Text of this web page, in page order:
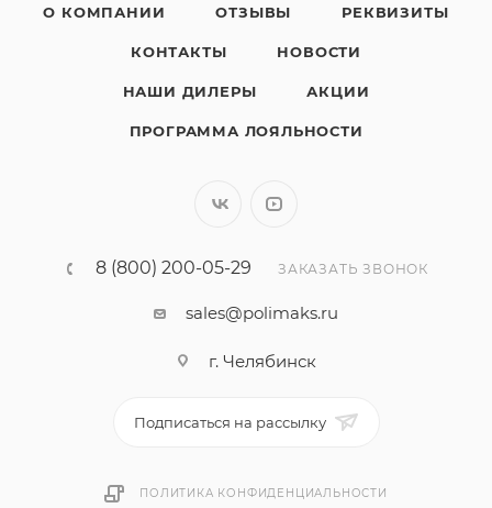
О КОМПАНИИ ОТЗЫВЫ РЕКВИЗИТЫ
КОНТАКТЫ НОВОСТИ
НАШИ ДИЛЕРЫ АКЦИИ
ПРОГРАММА ЛОЯЛЬНОСТИ
8 (800) 200-05-29 ЗАКАЗАТЬ ЗВОНОК
sales@polimaks.ru
г. Челябинск
Подписаться на рассылку
ПОЛИТИКА КОНФИДЕНЦИАЛЬНОСТИ